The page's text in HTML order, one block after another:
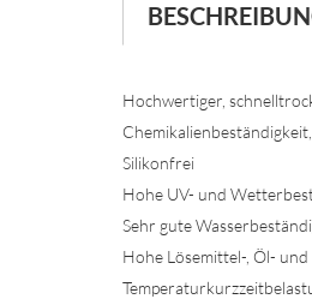
Hochwertiger,
Silikonfrei
Hohe UV- und
Sehr gute
Hohe Lösemittel-, Öl-